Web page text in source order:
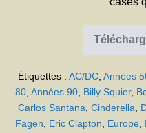
Étiquettes : AC/DC, Années
80, Années 90, Billy Squier,
Carlos Santana, Cinderella,
Fagen, Eric Clapton, Europe,